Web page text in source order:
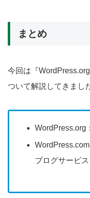
まとめ
今回は『
ついて解説してきまし
WordPress.org
ブログサービス